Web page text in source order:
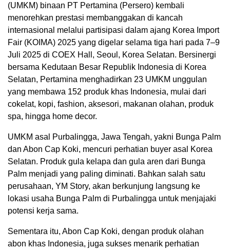
(UMKM) binaan PT Pertamina (Persero) kembali
menorehkan prestasi membanggakan di kancah
internasional melalui partisipasi dalam ajang Korea Import
Fair (KOIMA) 2025 yang digelar selama tiga hari pada 7–9
Juli 2025 di COEX Hall, Seoul, Korea Selatan. Bersinergi
bersama Kedutaan Besar Republik Indonesia di Korea
Selatan, Pertamina menghadirkan 23 UMKM unggulan
yang membawa 152 produk khas Indonesia, mulai dari
cokelat, kopi, fashion, aksesori, makanan olahan, produk
spa, hingga home decor.
UMKM asal Purbalingga, Jawa Tengah, yakni Bunga Palm
dan Abon Cap Koki, mencuri perhatian buyer asal Korea
Selatan. Produk gula kelapa dan gula aren dari Bunga
Palm menjadi yang paling diminati. Bahkan salah satu
perusahaan, YM Story, akan berkunjung langsung ke
lokasi usaha Bunga Palm di Purbalingga untuk menjajaki
potensi kerja sama.
Sementara itu, Abon Cap Koki, dengan produk olahan
abon khas Indonesia, juga sukses menarik perhatian